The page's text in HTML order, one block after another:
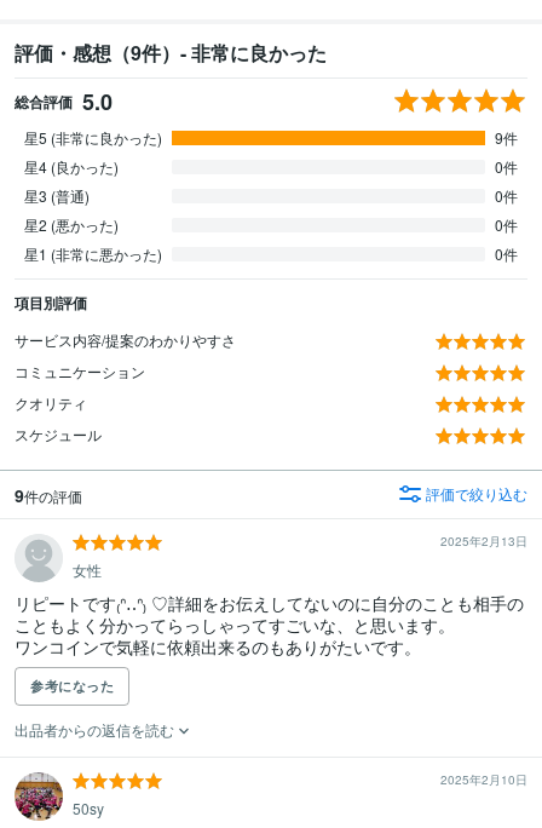
評価・感想（9件）- 非常に良かった
総合評価 5.0
星5 (非常に良かった)
9件
星4 (良かった)
0件
星3 (普通)
0件
星2 (悪かった)
0件
星1 (非常に悪かった)
0件
項目別評価
サービス内容/提案のわかりやすさ
コミュニケーション
クオリティ
スケジュール
9件の評価 評価で絞り込む
2025年2月13日
女性
リピートです₍ᐢ‥ᐢ₎ ♡詳細をお伝えしてないのに自分のことも相手の
こともよく分かってらっしゃってすごいな、と思います。
ワンコインで気軽に依頼出来るのもありがたいです。
参考になった
出品者からの返信を読む
2025年2月10日
50sy